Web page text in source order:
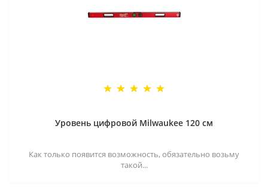
Уровень цифровой Milwaukee 120 см
Как только появится возможность, обязательно возьму
такой...